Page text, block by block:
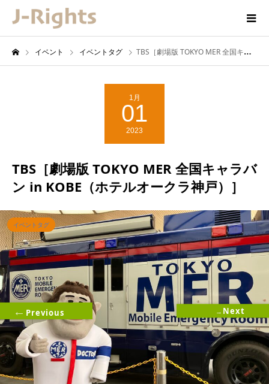
イベント イベントタグ TBS［劇場版 TOKYO MER 全国キャラバン in KOBE（ホテルオークラ神戸）］
1月
01
2023
TBS［劇場版 TOKYO MER 全国キャラバ
ン in KOBE（ホテルオークラ神戸）］
Previous
イベントタグ
Next